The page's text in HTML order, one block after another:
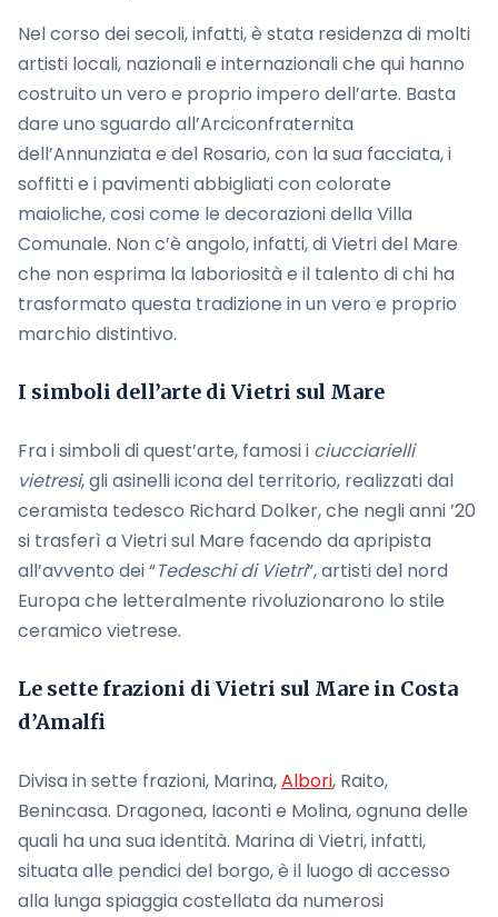
Nel corso dei secoli, infatti, è stata residenza di molti
artisti locali, nazionali e internazionali che qui hanno
costruito un vero e proprio impero dell’arte. Basta
dare uno sguardo all’Arciconfraternita
dell’Annunziata e del Rosario, con la sua facciata, i
soffitti e i pavimenti abbigliati con colorate
maioliche, cosi come le decorazioni della Villa
Comunale. Non c’è angolo, infatti, di Vietri del Mare
che non esprima la laboriosità e il talento di chi ha
trasformato questa tradizione in un vero e proprio
marchio distintivo.
I simboli dell’arte di Vietri sul Mare
Fra i simboli di quest’arte, famosi i ciucciarielli
vietresi, gli asinelli icona del territorio, realizzati dal
ceramista tedesco Richard Dolker, che negli anni ’20
si trasferì a Vietri sul Mare facendo da apripista
all’avvento dei “Tedeschi di Vietri”, artisti del nord
Europa che letteralmente rivoluzionarono lo stile
ceramico vietrese.
Le sette frazioni di Vietri sul Mare in Costa
d’Amalfi
Divisa in sette frazioni, Marina,Albori, Raito,
Benincasa. Dragonea, Iaconti e Molina, ognuna delle
quali ha una sua identità. Marina di Vietri, infatti,
situata alle pendici del borgo, è il luogo di accesso
alla lunga spiaggia costellata da numerosi